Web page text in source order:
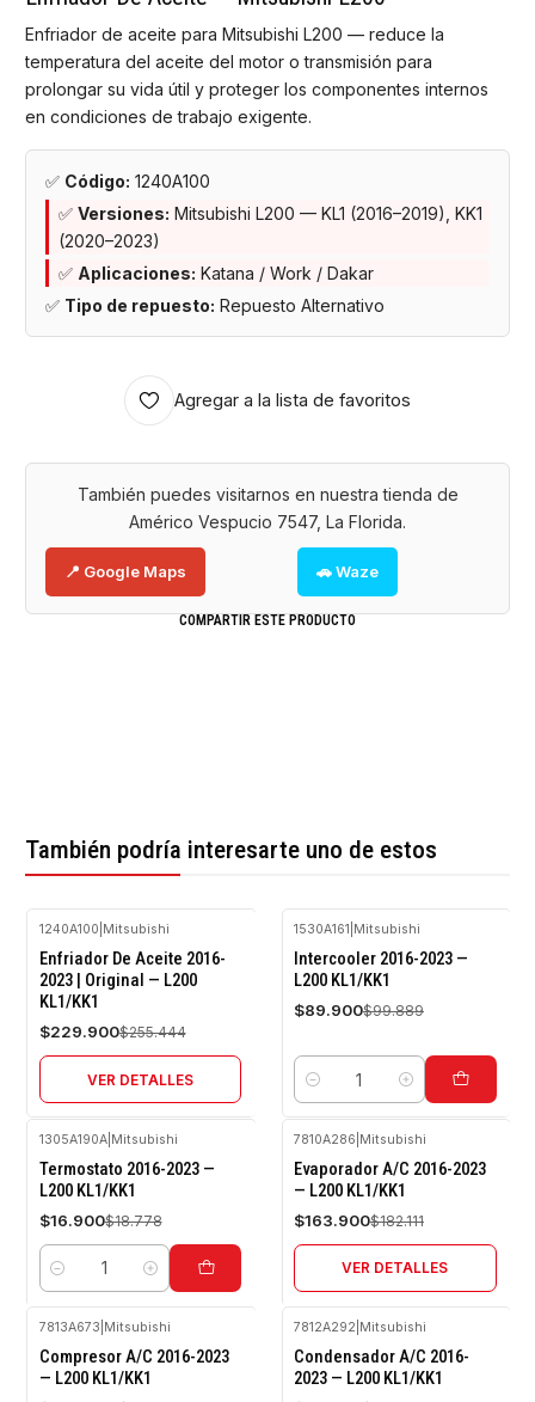
Enfriador de aceite para Mitsubishi L200 — reduce la
temperatura del aceite del motor o transmisión para
prolongar su vida útil y proteger los componentes internos
en condiciones de trabajo exigente.
✅ Código: 1240A100
✅ Versiones: Mitsubishi L200 — KL1 (2016–2019), KK1
(2020–2023)
✅ Aplicaciones: Katana / Work / Dakar
✅ Tipo de repuesto: Repuesto Alternativo
Agregar a la lista de favoritos
También puedes visitarnos en nuestra tienda de
Américo Vespucio 7547, La Florida.
📍 Google Maps 🚗 Waze
COMPARTIR ESTE PRODUCTO
También podría interesarte uno de estos
-10%
OFF
Agotado
1240A100 Mitsubishi
Enfriador De Aceite 2016-
2023 | Original — L200
KL1/KK1
$229.900$255.444
VER DETALLES
-10%
OFF
1530A161 Mitsubishi
Intercooler 2016-2023 —
L200 KL1/KK1
$89.900$99.889
Cantidad
-10%
OFF
1305A190A| Mitsubishi
Termostato 2016-2023 —
L200 KL1/KK1
$16.900$18.778
Cantidad
-10%
OFF
7810A286 Mitsubishi
Evaporador A/C 2016-2023
— L200 KL1/KK1
$163.900$182.111
VER DETALLES
-10%
OFF
7813A673 Mitsubishi
Compresor A/C 2016-2023
— L200 KL1/KK1
-10%
OFF
7812A292 Mitsubishi
Condensador A/C 2016-
2023 — L200 KL1/KK1